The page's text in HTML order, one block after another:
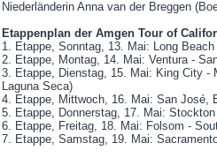
Niederländerin Anna van der Breggen
Etappenplan der Amgen Tour of
1. Etappe, Sonntag, 13. Mai: Long Beach
2. Etappe, Montag, 14. Mai: Ventura -
3. Etappe, Dienstag, 15. Mai: King City -
Laguna Seca)
4. Etappe, Mittwoch, 16. Mai: San José,
5. Etappe, Donnerstag, 17. Mai:
6. Etappe, Freitag, 18. Mai: Folsom -
7. Etappe, Samstag, 19. Mai: